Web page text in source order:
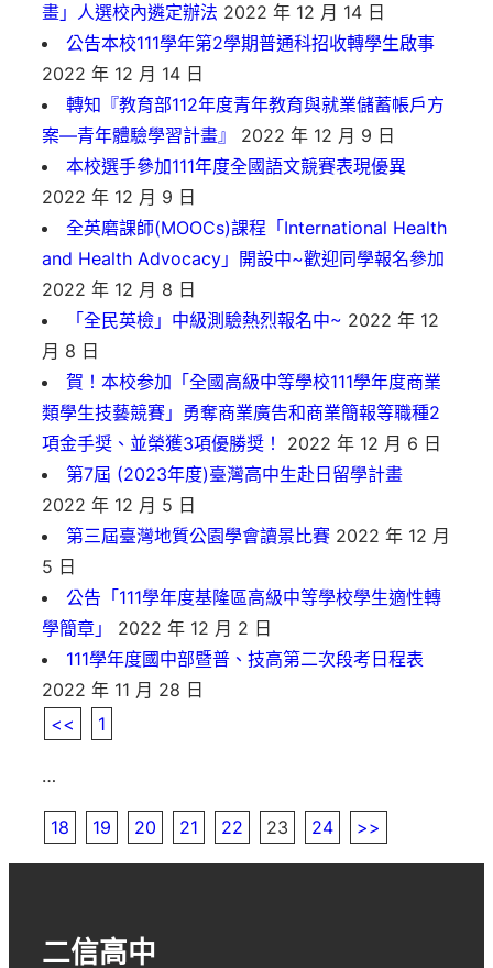
畫」人選校內遴定辦法 2022 年 12 月 14 日
公告本校111學年第2學期普通科招收轉學生啟事
2022 年 12 月 14 日
轉知『教育部112年度青年教育與就業儲蓄帳戶方
案—青年體驗學習計畫』
2022 年 12 月 9 日
本校選手參加111年度全國語文競賽表現優異
2022 年 12 月 9 日
全英磨課師(MOOCs)課程「International Health
and Health Advocacy」開設中~歡迎同學報名參加
2022 年 12 月 8 日
「全民英檢」中級測驗熱烈報名中~ 2022 年 12
月 8 日
賀！本校参加「全國高級中等學校111學年度商業
類學生技藝競賽」勇奪商業廣告和商業簡報等職種2
項金手奨、並榮獲3項優勝奨！
2022 年 12 月 6 日
第7屆 (2023年度)臺灣高中生赴日留學計畫
2022 年 12 月 5 日
第三屆臺灣地質公園學會讀景比賽 2022 年 12 月
5 日
公告「111學年度基隆區高級中等學校學生適性轉
學簡章」
2022 年 12 月 2 日
111學年度國中部暨普、技高第二次段考日程表
2022 年 11 月 28 日
<<
1
…
18 19 20 21 22 23 24 >>
二信高中